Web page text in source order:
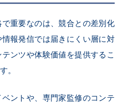
重要なのは、競合との差別化
報発信では届きにくい層に対
ンツや体験価値を提供するこ
。
ントや、専門家監修のコンテ